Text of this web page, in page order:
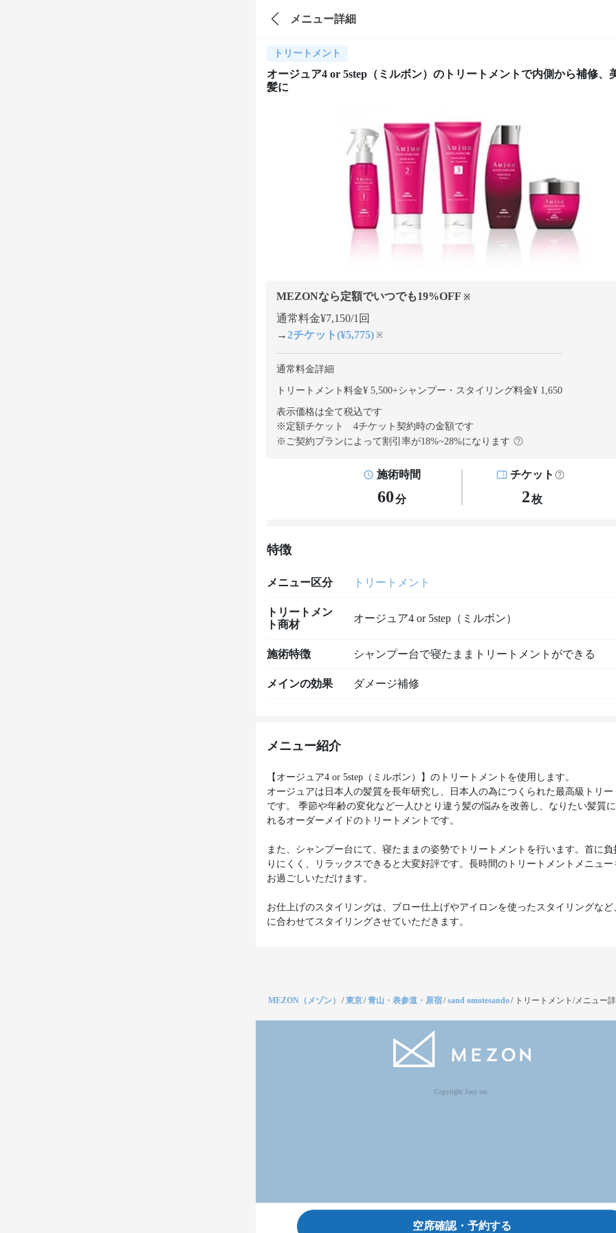
メニュー詳細
トリートメント
オージュア4 or 5step（ミルボン）のトリートメントで内側から補修、
髪に
MEZONなら定額でいつでも19%OFF ※
通常料金¥7,150/1回
→2チケット(¥5,775) ※
通常料金詳細
トリートメント料金¥ 5,500+シャンプー・スタイリング料金¥ 1,650
表示価格は全て税込です
※定額チケット 4チケット契約時の金額です
※ご契約プランによって割引率が18%~28%になります
施術時間
60分
チケット
2枚
特徴
メニュー区分 トリートメント
トリートメン
ト商材
オージュア4 or 5step（ミルボン）
施術特徴 シャンプー台で寝たままトリートメントができる
メインの効果 ダメージ補修
メニュー紹介
【オージュア4 or 5step（ミルボン）】のトリートメントを使用します。
オージュアは日本人の髪質を長年研究し、日本人の為につくられた最高級トリー
です。 季節や年齢の変化など一人ひとり違う髪の悩みを改善し、なりたい髪質
れるオーダーメイドのトリートメントです。
また、シャンプー台にて、寝たままの姿勢でトリートメントを行います。首に負
りにくく、リラックスできると大変好評です。長時間のトリートメントメニュー
お過ごしいただけます。
お仕上げのスタイリングは、ブロー仕上げやアイロンを使ったスタイリングなど
に合わせてスタイリングさせていただきます。
MEZON（メゾン） /東京/青山・表参道・原宿/sand omotesando/ トリートメント/メニュー
Copyright Jocy inc.
空席確認・予約する